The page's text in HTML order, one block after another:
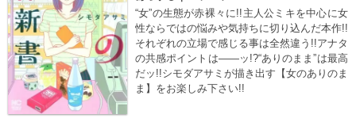
“女”の生態が赤裸々に!!主人公ミキを中心に女
性ならではの悩みや気持ちに切り込んだ本作!!
それぞれの立場で感じる事は全然違う!!アナタ
の共感ポイントは――ッ!?“ありのまま”は最高
だッ!!シモダアサミが描き出す【女のありのま
ま】をお楽しみ下さい!!